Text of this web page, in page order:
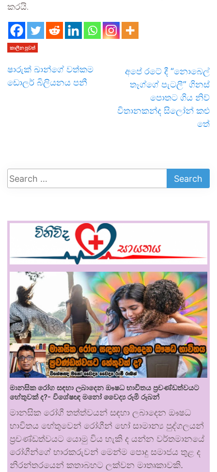
කරයි.
කාලීන පුවත්
ෂාරුක් ඛාන්ගේ වත්කම
ඩොලර් බිලියනය පනී
අපේ රටේ දී “නොබෙල්
තෑග්ගේ පැටලී” ගිනස්
පොතට ගිය නිව්
විතානකන්ද සිලෝන් කළු
තේ
මානසික රෝග සඳහා ලබාදෙන ඖෂධ භාවිතය ප්‍රචණ්ඩත්වයට
හේතුවක් ද?- විශේෂඥ මනෝ වෛද්‍ය රූමි රූබන්
මානසික රෝගී තත්ත්වයන් සඳහා ලබාදෙන ඖෂධ
භාවිතය හේතුවෙන් රෝගීන් හෝ සාමාන්‍ය පුද්ගලයන්
ප්‍රචණ්ඩත්වයට යොමු විය හැකි ද යන්න වර්තමානයේ
රෝගීන්ගේ භාරකරුවන් මෙන්ම පොදු සමාජය තුළ ද
නිරන්තරයෙන් කතාබහට ලක්වන මාතෘකාවකි.